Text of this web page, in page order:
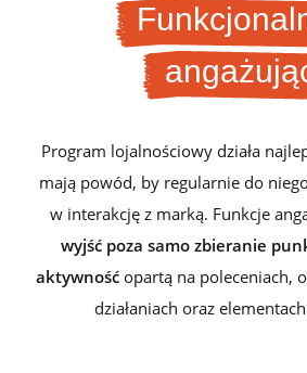
Program lojalnościowy działa
mają powód, by regularnie do
w interakcję z marką. Funkcje
wyjść poza samo zbieranie
aktywność opartą na poleceniach,
działaniach oraz